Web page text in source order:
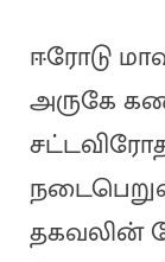
ஈரோடு
அருகே
தகவலின்